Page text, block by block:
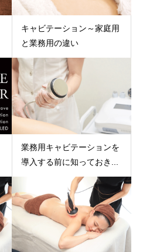
キャビテーション～家庭用
と業務用の違い
業務用キャビテーションを
導入する前に知っておき...